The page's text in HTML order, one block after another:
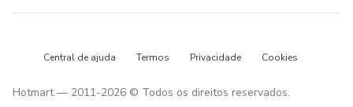
Central de ajuda Termos Privacidade Cookies
Hotmart — 2011-2026 © Todos os direitos reservados.